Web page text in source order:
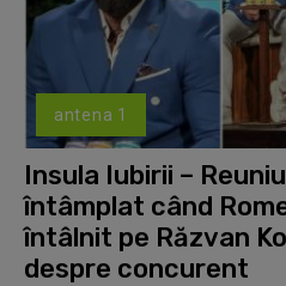
antena 1
Insula Iubirii –
întâmplat când
întâlnit pe Răzvan
despre concurent